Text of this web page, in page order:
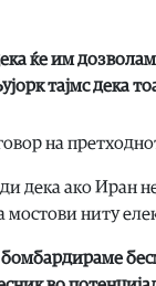
ќе им
тајмс дека
на
дека ако Иран
ниту